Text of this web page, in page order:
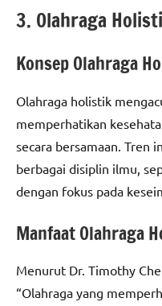
3. Olahraga
Konsep Olahraga
Olahraga holistik
memperhatikan
secara bersamaan. Tren
berbagai disiplin ilmu,
dengan fokus pada
Manfaat Olahraga
Menurut Dr. Timothy
“Olahraga yang